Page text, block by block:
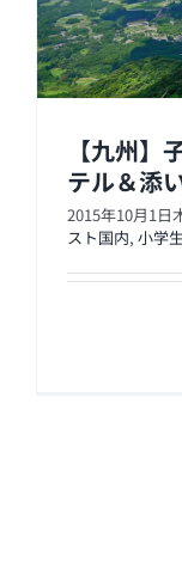
【九州
テル＆添
2015年10月1日
スト国内, 小学